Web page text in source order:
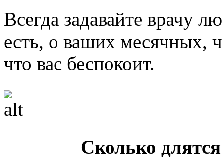
Всегда задавайте врачу
есть, о ваших месячных,
что вас беспокоит.
Сколько